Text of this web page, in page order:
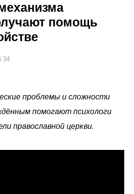
помощь
проблемы и сложности
помогают психологи
православной церкви.